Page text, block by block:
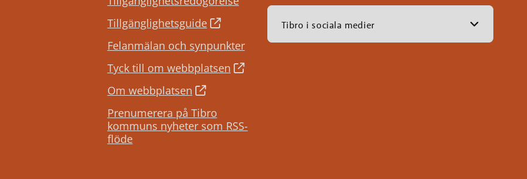
Tillgänglighetsguide
Felanmälan och synpunkter
Tyck till om webbplatsen
Om webbplatsen
Prenumerera på Tibro
kommuns nyheter som RSS-
flöde
Tibro i sociala medier